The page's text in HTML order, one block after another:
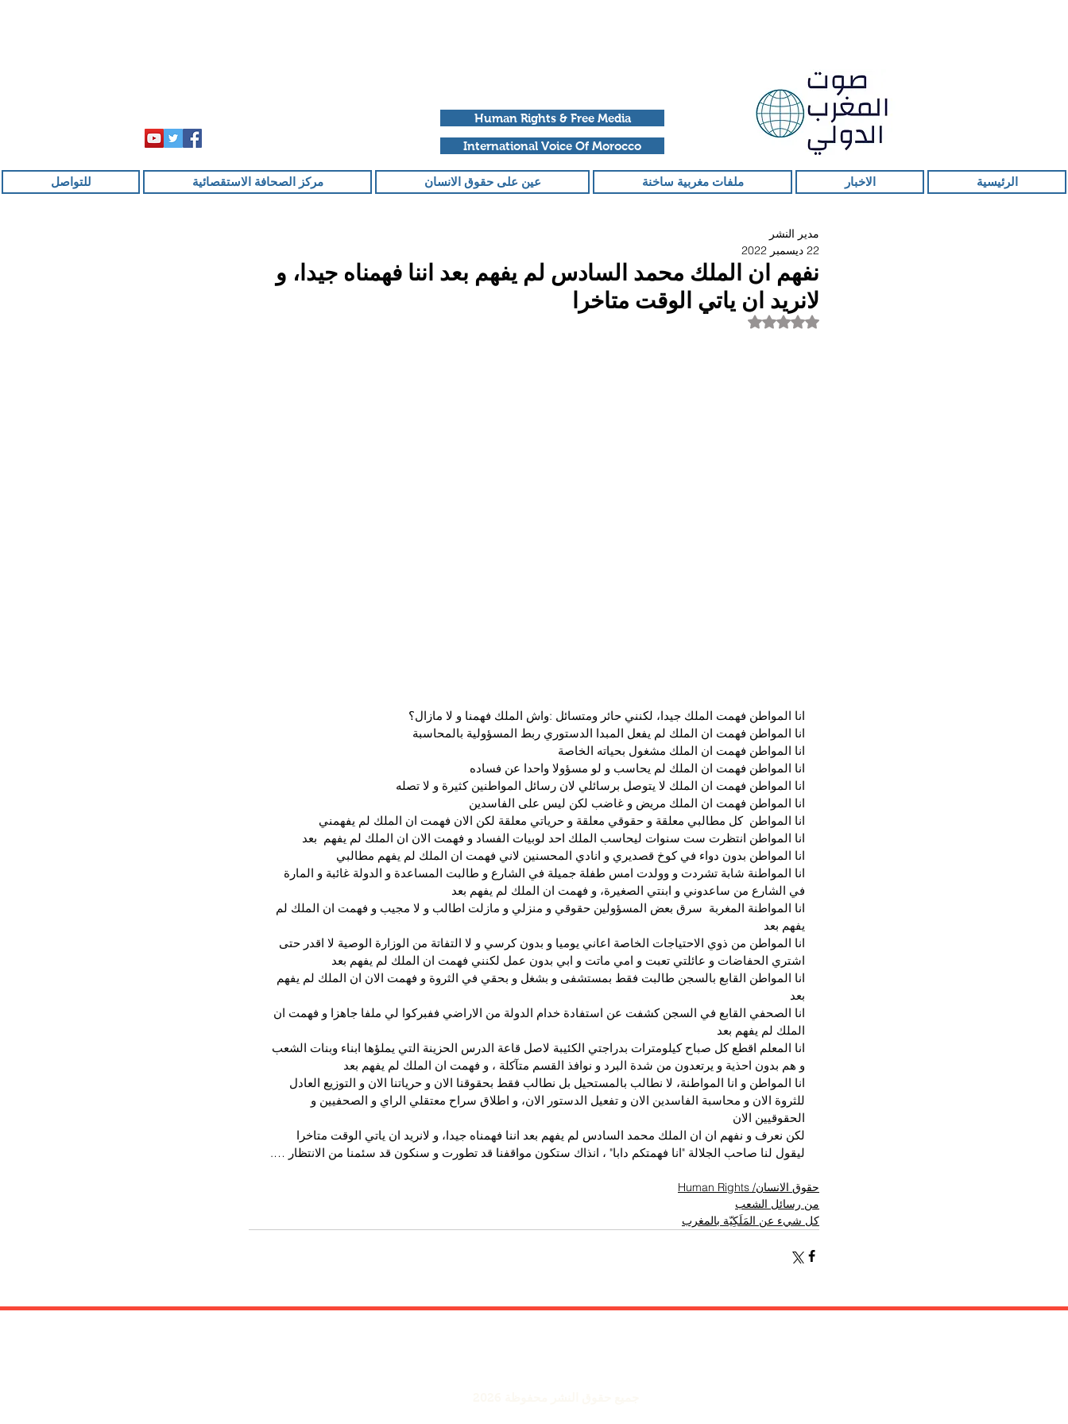
Human Rights & Free Media
International Voice Of Morocco
الرئيسية الاخبار ملفات مغربية ساخنة عين على حقوق الانسان مركز الصحافة الاستقصائية للتواصل
نفهم ان الملك محمد السادس لم يفهم بعد اننا فهمناه جيدا، و
لانريد ان ياتي الوقت متاخرا
مدير النشر
22 ديسمبر 2022
تم التقييم بـ ليس رقمًا من أصل 5 نجوم.
انا المواطن فهمت الملك جيدا، لكنني حائر ومتسائل :واش الملك فهمنا و لا مازال؟
انا المواطن فهمت ان الملك لم يفعل المبدا الدستوري ربط المسؤولية بالمحاسبة
انا المواطن فهمت ان الملك مشغول بحياته الخاصة
انا المواطن فهمت ان الملك لم يحاسب و لو مسؤولا واحدا عن فساده
انا المواطن فهمت ان الملك لا يتوصل برسائلي لان رسائل المواطنين كثيرة و لا تصله
انا المواطن فهمت ان الملك مريض و غاضب لكن ليس على الفاسدين
انا المواطن  كل مطالبي معلقة و حقوقي معلقة و حرياتي معلقة لكن الان فهمت ان الملك لم يفهمني
انا المواطن انتظرت ست سنوات ليحاسب الملك احد لوبيات الفساد و فهمت الان ان الملك لم يفهم  بعد
انا المواطن بدون دواء في كوخ قصديري و انادي المحسنين لاني فهمت ان الملك لم يفهم مطالبي
انا المواطنة شابة تشردت و وولدت امس طفلة جميلة في الشارع و طالبت المساعدة و الدولة غائبة و المارة
في الشارع من ساعدوني و ابنتي الصغيرة، و فهمت ان الملك لم يفهم بعد
انا المواطنة المغربة  سرق بعض المسؤولين حقوقي و منزلي و مازلت اطالب و لا مجيب و فهمت ان الملك لم
يفهم بعد
انا المواطن من ذوي الاحتياجات الخاصة اعاني يوميا و بدون كرسي و لا التفاتة من الوزارة الوصية لا اقدر حتى
اشتري الحفاضات و عائلتي تعبت و امي ماتت و ابي بدون عمل لكنني فهمت ان الملك لم يفهم بعد
انا المواطن القابع بالسجن طالبت فقط بمستشفى و بشغل و بحقي في الثروة و فهمت الان ان الملك لم يفهم
بعد
انا الصحفي القابع في السجن كشفت عن استفادة خدام الدولة من الاراضي ففبركوا لي ملفا جاهزا و فهمت ان
الملك لم يفهم بعد
انا المعلم اقطع كل صباح كيلومترات بدراجتي الكئيبة لاصل قاعة الدرس الحزينة التي يملؤها ابناء وبنات الشعب
و هم بدون احذية و يرتعدون من شدة البرد و نوافذ القسم متآكلة ، و فهمت ان الملك لم يفهم بعد
انا المواطن و انا المواطنة، لا نطالب بالمستحيل بل نطالب فقط بحقوقنا الان و حرياتنا الان و التوزيع العادل
للثروة الان و محاسبة الفاسدين الان و تفعيل الدستور الان، و اطلاق سراح معتقلي الراي و الصحفيين و
الحقوقيين الان
لكن نعرف و نفهم ان ان الملك محمد السادس لم يفهم بعد اننا فهمناه جيدا، و لانريد ان ياتي الوقت متاخرا
ليقول لنا صاحب الجلالة "انا فهمتكم دابا" ، انذاك ستكون مواقفنا قد تطورت و سنكون قد سئمنا من الانتظار ….
حقوق الانسان/ Human Rights
من رسائل الشعب
كل شيء عن المَلَكِيّة بالمغرب